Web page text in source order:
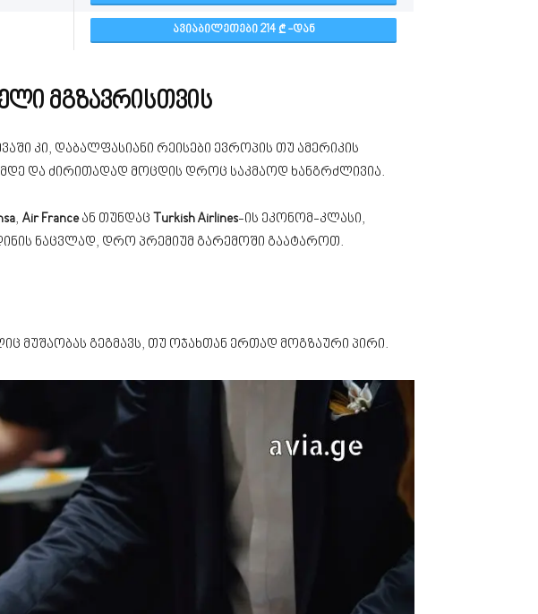
ᲐᲕᲘᲐᲑᲘᲚᲔᲗᲔᲑᲘ 214 -ᲓᲐᲜ
მგზავრისთვის
კი, დაბალფასიანი რეისები ევროპის თუ ამერიკის
და ძირითადად მოცდის დროც საკმაოდ ხანგრძლივია.
, Air Franceან თუნდაც Turkish Airlines-ის ეკონომ-კლასი,
ნაცვლად, დრო პრემიუმ გარემოში გაატაროთ.
მუშაობას გეგმავს, თუ ოჯახთან ერთად მოგზაური პირი.